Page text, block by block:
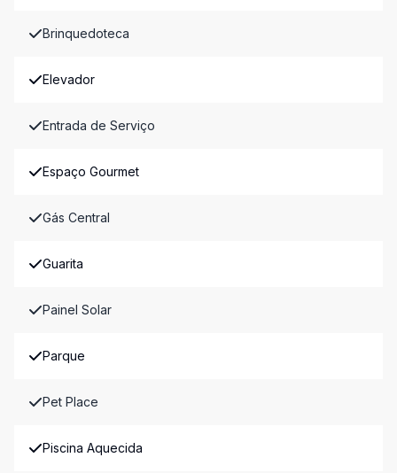
Brinquedoteca
Elevador
Entrada de Serviço
Espaço Gourmet
Gás Central
Guarita
Painel Solar
Parque
Pet Place
Piscina Aquecida